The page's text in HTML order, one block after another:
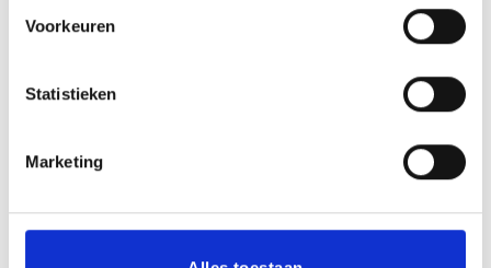
Voorkeuren
Statistieken
Marketing
geschikt om te gebruiken in halsbanden. Het plaatje is van
prijs van het graveerplaatje.